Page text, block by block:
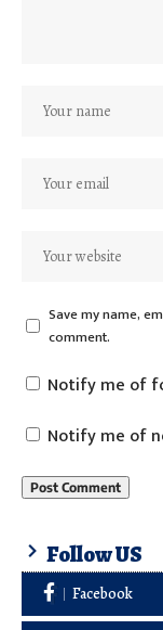
Save my name,
comment.
Notify me of
Notify me of
Follow US
Facebook